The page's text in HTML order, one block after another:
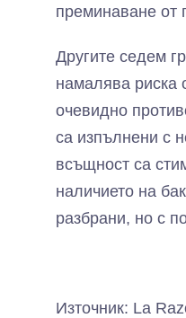
преминаване от
Другите седем
намалява риска
очевидно
са изпълнени с
всъщност са
наличието на
разбрани, но с
Източник: La